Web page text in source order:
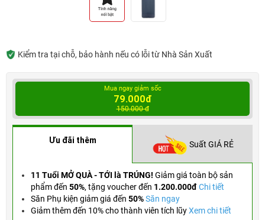
Kiểm tra tại chỗ, bảo hành nếu có lỗi từ Nhà Sản Xuất
Mua ngay giảm sốc
79.000đ
150.000 đ
Ưu đãi thêm Suất GIÁ RẺ
11 Tuổi MỞ QUÀ - TỚI là TRÚNG! Giảm giá toàn bộ sản
phẩm đến 50%, tặng voucher đến 1.200.000đChi tiết
Săn Phụ kiện giảm giá đến 50%Săn ngay
Giảm thêm đến 10% cho thành viên tích lũyXem chi tiết